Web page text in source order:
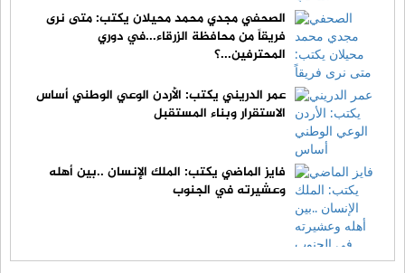
الصحفي مجدي محمد محيلان يكتب: متى نرى
فريقاً من محافظة الزرقاء...في دوري
المحترفين...؟
عمر الدريني يكتب: الأردن الوعي الوطني أساس
الاستقرار وبناء المستقبل
فايز الماضي يكتب: الملك الإنسان ..بين أهله
وعشيرته في الجنوب